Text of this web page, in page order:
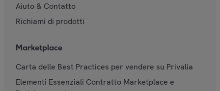
Aiuto & Contatto
Richiami di prodotti
Marketplace
Carta delle Best Practices per vendere su Privalia
Elementi Essenziali Contratto Marketplace e